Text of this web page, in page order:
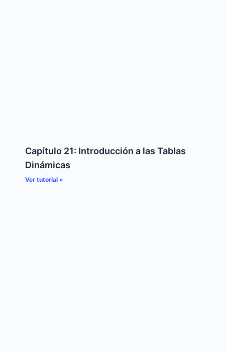
Capítulo 21: Introducción a las Tablas
Dinámicas
Ver tutorial »